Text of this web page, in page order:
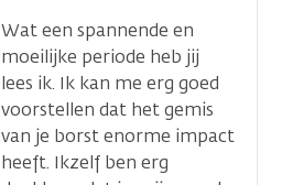
Wat een spannende en
moeilijke periode heb jij
lees ik. Ik kan me erg goed
voorstellen dat het gemis
van je borst enorme impact
heeft. Ikzelf ben erg